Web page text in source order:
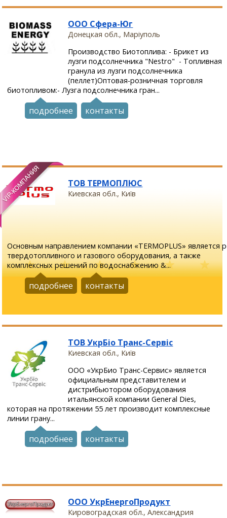
ООО Сфера-Юг
Донецкая обл., Маріуполь
Производство Биотоплива: - Брикет из
лузги подсолнечника "Nestro" - Топливная
гранула из лузги подсолнечника
(пеллет)Оптовая-розничная торговля
биотопливом:- Лузга подсолнечника гран...
подробнее контакты
ТОВ ТЕРМОПЛЮС
Киевская обл., Київ
Основным направлением компании «TERMOPLUS» является
твердотопливного и газового оборудования, а также
комплексных решений по водоснабжению &...
подробнее контакты
ТОВ УкрБіо Транс-Сервіс
Киевская обл., Київ
ООО «УкрБио Транс-Сервис» является
официальным представителем и
дистрибьютором оборудования
итальянской компании General Dies,
которая на протяжении 55 лет производит комплексные
линии грану...
подробнее контакты
ООО УкрЕнергоПродукт
Кировоградская обл., Александрия